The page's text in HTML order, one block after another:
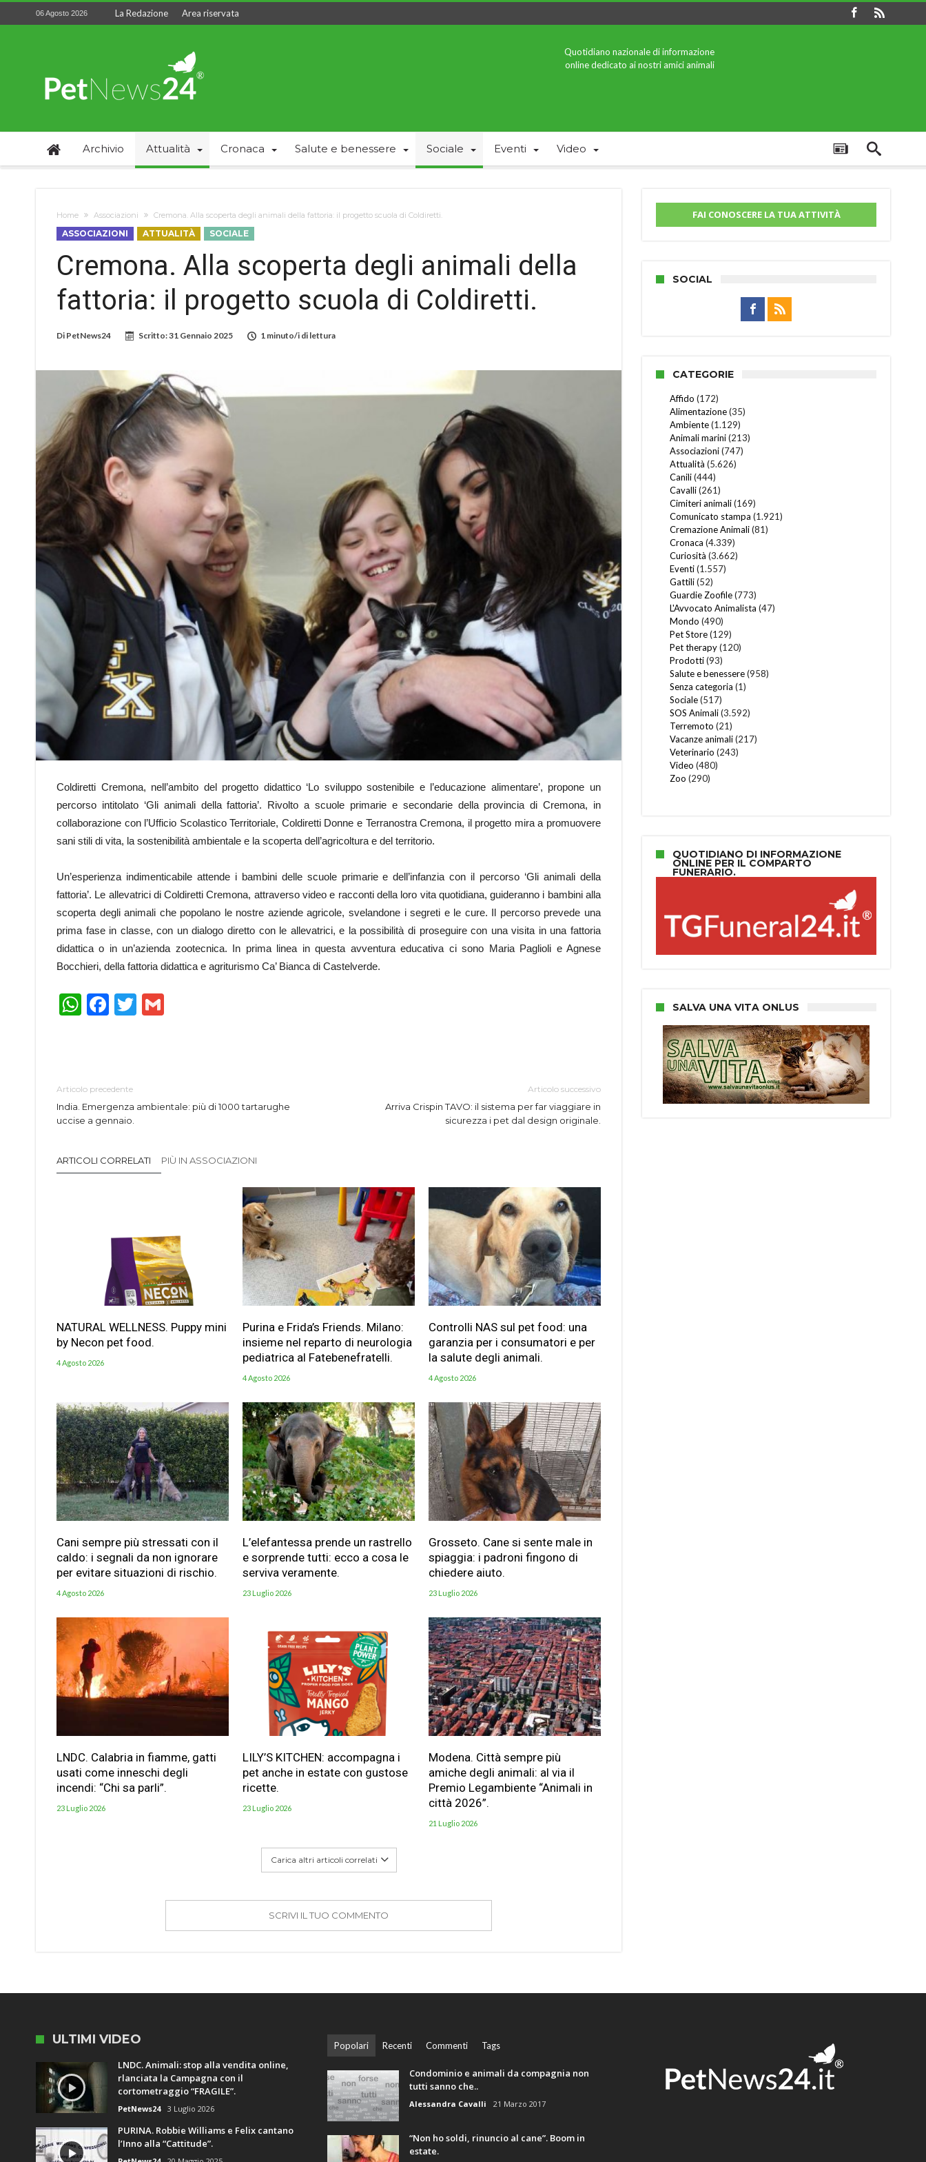
06 Agosto 2026 La Redazione Area riservata
Quotidiano nazionale di informazione
online dedicato ai nostri amici animali
Archivio Attualità Cronaca Salute e benessere Sociale Eventi Video
Home Associazioni Cremona. Alla scoperta degli animali della fattoria: il progetto scuola di Coldiretti.
ASSOCIAZIONI ATTUALITÀ SOCIALE
Cremona. Alla scoperta degli animali della
fattoria: il progetto scuola di Coldiretti.
Di PetNews24 Scritto:31 Gennaio 2025 1 minuto/i di lettura
Coldiretti Cremona, nell’ambito del progetto didattico ‘Lo sviluppo sostenibile e l’educazione alimentare’, propone un
percorso intitolato ‘Gli animali della fattoria’. Rivolto a scuole primarie e secondarie della provincia di Cremona, in
collaborazione con l’Ufficio Scolastico Territoriale, Coldiretti Donne e Terranostra Cremona, il progetto mira a promuovere
sani stili di vita, la sostenibilità ambientale e la scoperta dell’agricoltura e del territorio.
Un’esperienza indimenticabile attende i bambini delle scuole primarie e dell’infanzia con il percorso ‘Gli animali della
fattoria’. Le allevatrici di Coldiretti Cremona, attraverso video e racconti della loro vita quotidiana, guideranno i bambini alla
scoperta degli animali che popolano le nostre aziende agricole, svelandone i segreti e le cure. Il percorso prevede una
prima fase in classe, con un dialogo diretto con le allevatrici, e la possibilità di proseguire con una visita in una fattoria
didattica o in un’azienda zootecnica. In prima linea in questa avventura educativa ci sono Maria Paglioli e Agnese
Bocchieri, della fattoria didattica e agriturismo Ca’ Bianca di Castelverde.
WhatsApp
Facebook
Twitter
Articolo precedente
India. Emergenza ambientale: più di 1000 tartarughe
uccise a gennaio.
Articolo successivo
Arriva Crispin TAVO: il sistema per far viaggiare in
sicurezza i pet dal design originale.
ARTICOLI CORRELATI PIÙ IN ASSOCIAZIONI
NATURAL WELLNESS. Puppy mini
by Necon pet food.
4 Agosto 2026
Purina e Frida’s Friends. Milano:
insieme nel reparto di neurologia
pediatrica al Fatebenefratelli.
4 Agosto 2026
Controlli NAS sul pet food: una
garanzia per i consumatori e per
la salute degli animali.
4 Agosto 2026
Cani sempre più stressati con il
caldo: i segnali da non ignorare
per evitare situazioni di rischio.
4 Agosto 2026
L’elefantessa prende un rastrello
e sorprende tutti: ecco a cosa le
serviva veramente.
23 Luglio 2026
Grosseto. Cane si sente male in
spiaggia: i padroni fingono di
chiedere aiuto.
23 Luglio 2026
LNDC. Calabria in fiamme, gatti
usati come inneschi degli
incendi: “Chi sa parli”.
23 Luglio 2026
LILY’S KITCHEN: accompagna i
pet anche in estate con gustose
ricette.
23 Luglio 2026
Modena. Città sempre più
amiche degli animali: al via il
Premio Legambiente “Animali in
città 2026”.
21 Luglio 2026
Carica altri articoli correlati
SCRIVI IL TUO COMMENTO
FAI CONOSCERE LA TUA ATTIVITÀ
SOCIAL
CATEGORIE
Affido (172)
Alimentazione(35)
Ambiente(1.129)
Animali marini(213)
Associazioni(747)
Attualità (5.626)
Canili(444)
Cavalli(261)
Cimiteri animali(169)
Comunicato stampa (1.921)
Cremazione Animali(81)
Cronaca (4.339)
Curiosità (3.662)
Eventi(1.557)
Gattili(52)
Guardie Zoofile(773)
L'Avvocato Animalista (47)
Mondo (490)
Pet Store(129)
Pet therapy(120)
Prodotti(93)
Salute e benessere(958)
Senza categoria (1)
Sociale(517)
SOS Animali(3.592)
Terremoto (21)
Vacanze animali(217)
Veterinario (243)
Video (480)
Zoo (290)
QUOTIDIANO DI INFORMAZIONE
ONLINE PER IL COMPARTO
FUNERARIO.
SALVA UNA VITA ONLUS
ULTIMI VIDEO
LNDC. Animali: stop alla vendita online,
rlanciata la Campagna con il
cortometraggio “FRAGILE”.
PetNews24 3 Luglio 2026
PURINA. Robbie Williams e Felix cantano
l’Inno alla “Cattitude”.
Popolari Recenti Commenti Tags
Condominio e animali da compagnia non
tutti sanno che..
Alessandra Cavalli 21 Marzo 2017
“Non ho soldi, rinuncio al cane”. Boom in
estate.